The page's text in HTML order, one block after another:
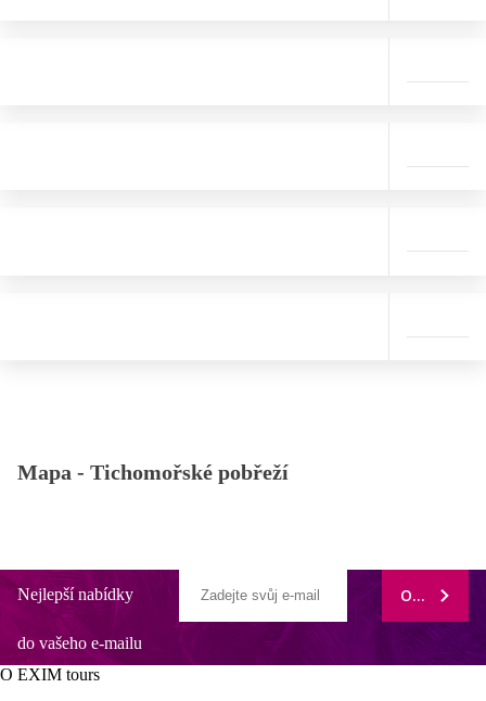
Mapa - Tichomořské pobřeží
Nejlepší nabídky
do vašeho e-mailu
ODEBÍRAT
O EXIM tours